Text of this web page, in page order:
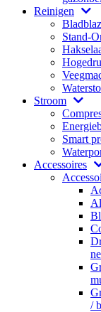
Reinigen
Stand-
Stroom
Smart
Accessoires
/